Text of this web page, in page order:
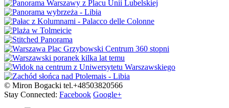
© Miron Bogacki tel.+48503820566
Stay Connected: Facebook Google+